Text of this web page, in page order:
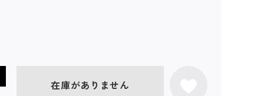
在庫がありません